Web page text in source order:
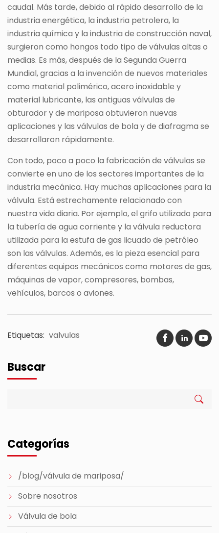
caudal. Más tarde, debido al rápido desarrollo de la
industria energética, la industria petrolera, la
industria química y la industria de construcción naval,
surgieron como hongos todo tipo de válvulas altas o
medias. Es más, después de la Segunda Guerra
Mundial, gracias a la invención de nuevos materiales
como material polimérico, acero inoxidable y
material lubricante, las antiguas válvulas de
obturador y de mariposa obtuvieron nuevas
aplicaciones y las válvulas de bola y de diafragma se
desarrollaron rápidamente.
Con todo, poco a poco la fabricación de válvulas se
convierte en uno de los sectores importantes de la
industria mecánica. Hay muchas aplicaciones para la
válvula. Está estrechamente relacionado con
nuestra vida diaria. Por ejemplo, el grifo utilizado para
la tubería de agua corriente y la válvula reductora
utilizada para la estufa de gas licuado de petróleo
son las válvulas. Además, es la pieza esencial para
diferentes equipos mecánicos como motores de gas,
máquinas de vapor, compresores, bombas,
vehículos, barcos o aviones.
Etiquetas: valvulas
Buscar
Categorías
/blog/válvula de mariposa/
Sobre nosotros
Válvula de bola